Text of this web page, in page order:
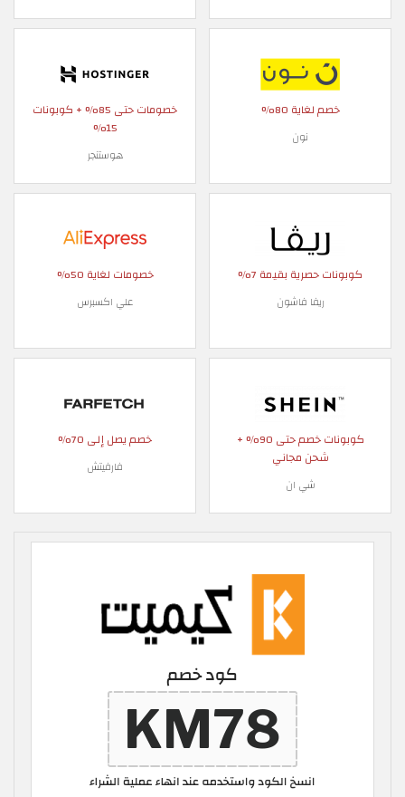
خصم لغاية 80%
نون
خصومات حتى 85% + كوبونات
15%
هوستنجر
كوبونات حصرية بقيمة 7%
ريفا فاشون
خصومات لغاية 50%
علي اكسبرس
كوبونات خصم حتى 90% +
شحن مجاني
شي ان
خصم يصل إلى 70%
فارفيتش